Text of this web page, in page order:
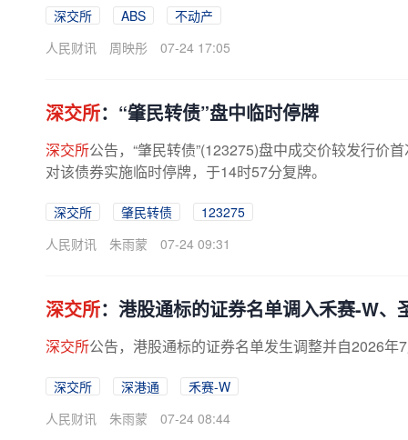
深交所 ABS
不动产
人民财讯
周映彤 07-24 17:05
深交所：“肇民转债”盘中临时停牌
深交所公告，“肇民转债”(123275)盘中成交价较发行价
对该债券实施临时停牌，于14时57分复牌。
深交所 肇民转债
123275
人民财讯
朱雨蒙 07-24 09:31
深交所：港股通标的证券名单调入禾赛-W、
深交所公告，港股通标的证券名单发生调整并自2026
深交所 深港通
禾赛-W
人民财讯
朱雨蒙 07-24 08:44